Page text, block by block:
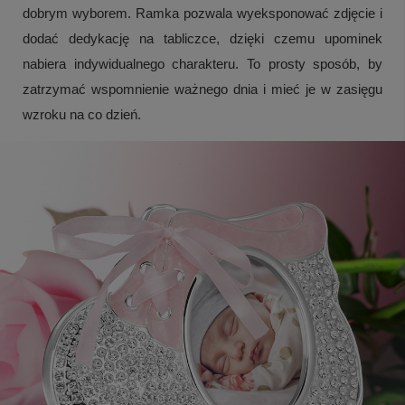
dobrym wyborem. Ramka pozwala wyeksponować zdjęcie i
dodać dedykację na tabliczce, dzięki czemu upominek
nabiera indywidualnego charakteru. To prosty sposób, by
zatrzymać wspomnienie ważnego dnia i mieć je w zasięgu
wzroku na co dzień.